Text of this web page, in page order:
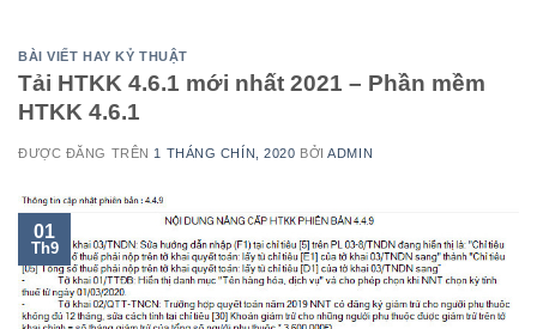
BÀI VIẾT HAY KỶ THUẬT
Tải HTKK 4.6.1 mới nhất 2021 – Phần mềm
HTKK 4.6.1
ĐƯỢC ĐĂNG TRÊN1 THÁNG CHÍN, 2020 BỞIADMIN
01
Th9